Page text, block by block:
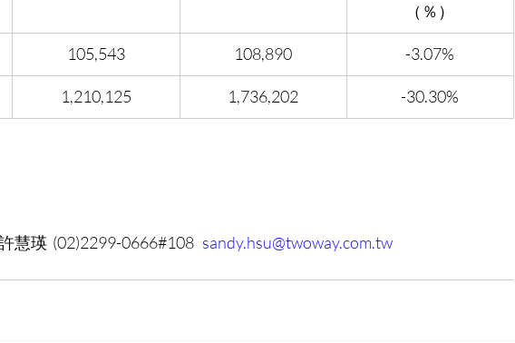
（％）
105,543 108,890 -3.07%
1,210,125 1,736,202 -30.30%
慧瑛  (02)2299-0666#108 sandy.hsu@twoway.com.tw